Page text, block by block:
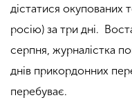
дістатися окупованих
росію) за три дні.
серпня, журналістка
днів прикордонних
перебуває.